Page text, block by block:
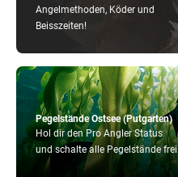
Pegelstände Ostsee (Putgarten)
Hol dir den Pro Angler Status
und schalte alle Pegelstände frei
Angelmethoden, Köder und
Beisszeiten!